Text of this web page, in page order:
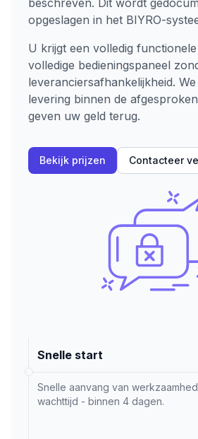
opgeslagen in het BIYRO-
U krijgt een volledig
volledige bedieningspaneel
leveranciersafhankelijkheid.
levering binnen de
geven uw geld terug.
Bekijk prijzen Contacteer
Snelle start
Snelle aanvang van
wachttijd - binnen 4 dagen.